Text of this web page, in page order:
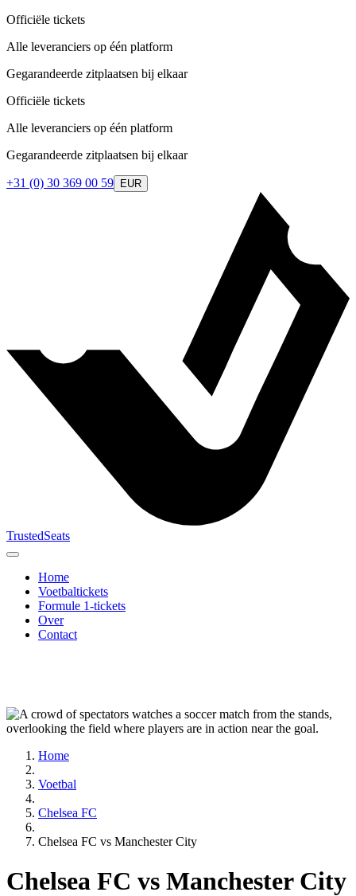
Officiële tickets
Alle leveranciers op één platform
Gegarandeerde zitplaatsen bij elkaar
Officiële tickets
Alle leveranciers op één platform
Gegarandeerde zitplaatsen bij elkaar
+31 (0) 30 369 00 59 EUR
TrustedSeats
Home
Voetbaltickets
Formule 1-tickets
Over
Contact
Home
Voetbal
Chelsea FC
Chelsea FC vs Manchester City
Chelsea FC vs Manchester City